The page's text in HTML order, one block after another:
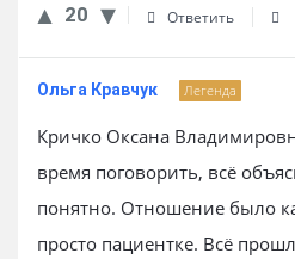
20 Ответить
Ольга Кравчук Легенда
Кричко Оксана
время поговорить, всё
понятно. Отношение было
просто пациентке. Всё